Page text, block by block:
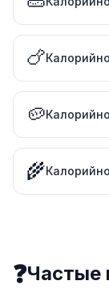
🍗
🥔
🌾
❓Частые